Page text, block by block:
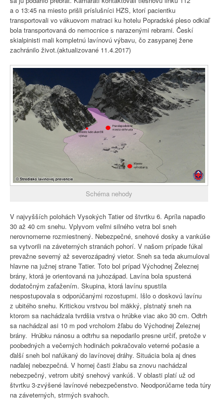
a o 13:45 na miesto prišli príslušníci HZS, ktorí pacientku
transportovali vo vákuovom matraci ku hotelu Popradské pleso odkiaľ
bola transportovaná do nemocnice s narazenými rebrami. Českí
skialpinisti mali kompletnú lavínovú výbavu, čo zasypanej žene
zachránilo život.(aktualizované 11.4.2017)
Schéma nehody
V najvyšších polohách Vysokých Tatier od štvrtku 6. Apríla napadlo
30 až 40 cm snehu. Vplyvom veľmi silného vetra bol sneh
nerovnomerne rozmiestnený. Nebezpečné, snehové dosky a vankúše
sa vytvorili na záveterných stranách pohorí. V našom prípade fúkal
prevažne severný až severozápadný vietor. Sneh sa teda akumuloval
hlavne na južnej strane Tatier. Toto bol prípad Východnej Železnej
brány, ktorá je orientovaná na juhozápad. Lavína bola spustená
dodatočným zaťažením. Skupina, ktorá lavínu spustila
nespostupovala s odporúčanými rozostupmi. Išlo o doskovú lavínu
z ubitého snehu. Kritickou vrstvou bol mäkký, plstnatý sneh na
ktorom sa nachádzala tvrdšia vrstva o hrúbke viac ako 30 cm. Odtrh
sa nachádzal asi 10 m pod vrcholom žľabu do Východnej Železnej
brány. Hrúbku nánosu a odtrhu sa nepodarilo presne určiť, pretože v
poobedných a večerných hodinách pokračovalo veterné počasie a
ďalší sneh bol nafúkaný do lavínovej dráhy. Situácia bola aj dnes
naďalej nebezpečná. V hornej časti žlabu sa znovu nachádzal
nebezpečný, vetrom ubitý snehový vankúš. V oblasti platí už od
štvrtku 3-zvýšené lavínové nebezpečenstvo. Neodporúčame teda túry
na záveterných, strmých svahoch.